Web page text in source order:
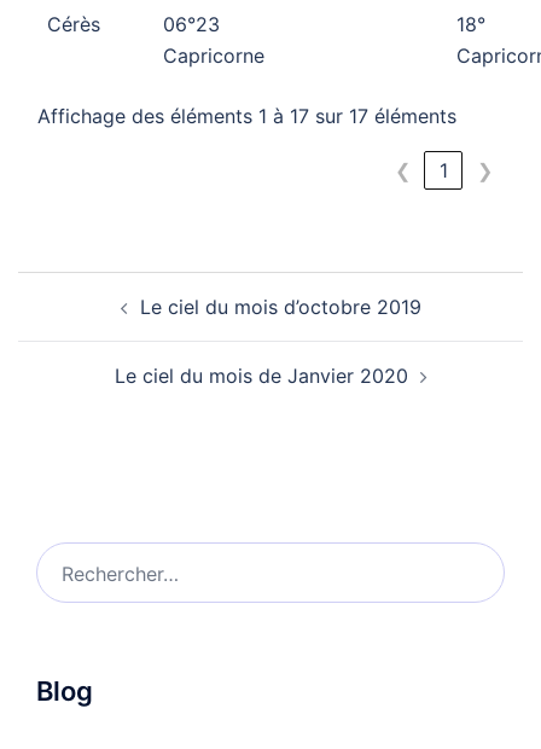
Cérès
06°23
Capricorne
18°
Affichage des éléments 1 à 17 sur 17 éléments
❮ 1 ❯
Le ciel du mois d’octobre 2019
Le ciel du mois de Janvier 2020
Rechercher :
Blog